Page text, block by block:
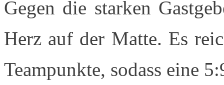
Gegen die starken
Herz auf der Matte. Es
Teampunkte, sodass eine